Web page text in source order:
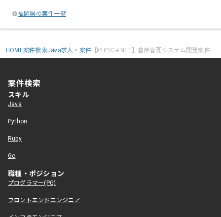
福岡県の案件一覧
HOME案件検索Java求人・案件 【PHP/C#.NET】倉庫管理システム開発案件
案件検索
スキル
Java
Python
Ruby
Go
職種・ポジション
プログラマー(PG)
フロントエンドエンジニア